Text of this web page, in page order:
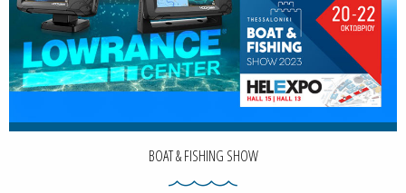
BOAT & FISHING SHOW